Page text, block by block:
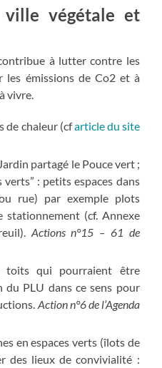
végétale et
à lutter contre les
les émissions de Co2 et à
vivre.
de chaleur (cfarticle du site
partagé le Pouce vert ;
: petits espaces dans
rue) par exemple plots
(cf. Annexe
Actions n°15 – 61 de
toits qui pourraient être
du PLU dans ce sens pour
Action n°6 de l’Agenda
en espaces verts (îlots de
des lieux de convivialité :